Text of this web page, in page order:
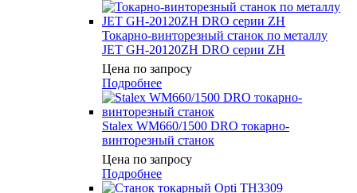
Токарно-винторезный станок по металлу
JET GH-20120ZH DRO серии ZH
Цена по запросу
Подробнее
Stalex WM660/1500 DRO токарно-
винторезный станок
Цена по запросу
Подробнее